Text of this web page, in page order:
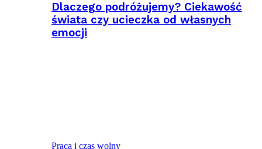
Dlaczego podróżujemy? Ciekawość
świata czy ucieczka od własnych
emocji
Praca i czas wolny